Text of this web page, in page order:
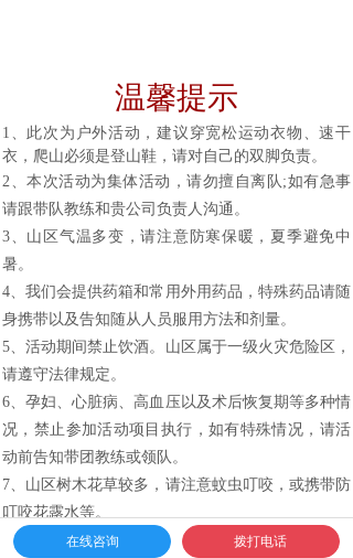
温馨提示
1、此次为户外活动，建议穿宽松运动衣物、速干
衣，爬山必须是登山鞋，请对自己的双脚负责。
2、本次活动为集体活动，请勿擅自离队;如有急事
请跟带队教练和贵公司负责人沟通。
3、山区气温多变，请注意防寒保暖，夏季避免中
暑。
4、我们会提供药箱和常用外用药品，特殊药品请随
身携带以及告知随从人员服用方法和剂量。
5、活动期间禁止饮酒。山区属于一级火灾危险区，
请遵守法律规定。
6、孕妇、心脏病、高血压以及术后恢复期等多种情
况，禁止参加活动项目执行，如有特殊情况，请活
动前告知带团教练或领队。
7、山区树木花草较多，请注意蚊虫叮咬，或携带防
叮咬花露水等。
8、我们将对活动人员上保险，请活动前2天提供姓
在线咨询 拨打电话